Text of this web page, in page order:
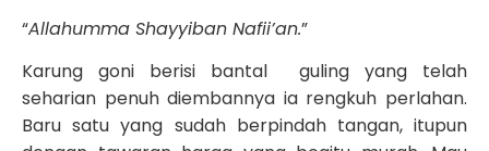
“Allahumma Shayyiban Nafii’an.”
Karung goni berisi bantal guling yang telah
seharian penuh diembannya ia rengkuh perlahan.
Baru satu yang sudah berpindah tangan, itupun